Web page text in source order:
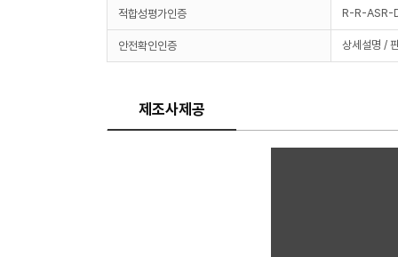
적합성평가인증 R-R-ASR-
안전확인인증 상세설명 /
제조사제공